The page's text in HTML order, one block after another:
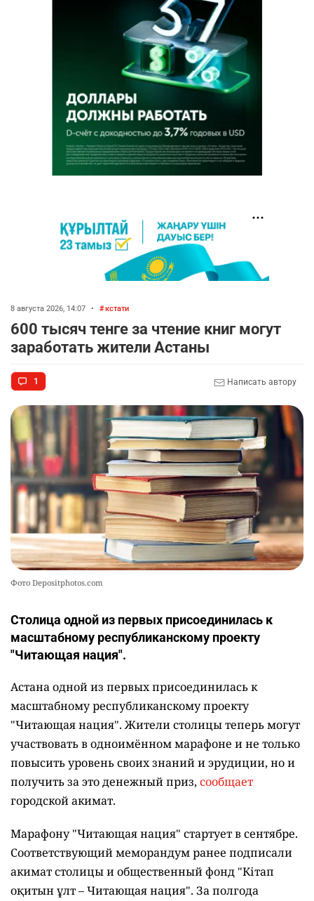
8 августа 2026, 14:07 • кстати
600 тысяч тенге за чтение книг могут
заработать жители Астаны
1 Написать автору
Фото Depositphotos.com
Столица одной из первых присоединилась к
масштабному республиканскому проекту
"Читающая нация".
Астана одной из первых присоединилась к
масштабному республиканскому проекту
"Читающая нация". Жители столицы теперь могут
участвовать в одноимённом марафоне и не только
повысить уровень своих знаний и эрудиции, но и
получить за это денежный приз, сообщает
городской акимат.
Марафону "Читающая нация" стартует в сентябре.
Соответствующий меморандум ранее подписали
акимат столицы и общественный фонд "Кітап
оқитын ұлт – Читающая нация". За полгода